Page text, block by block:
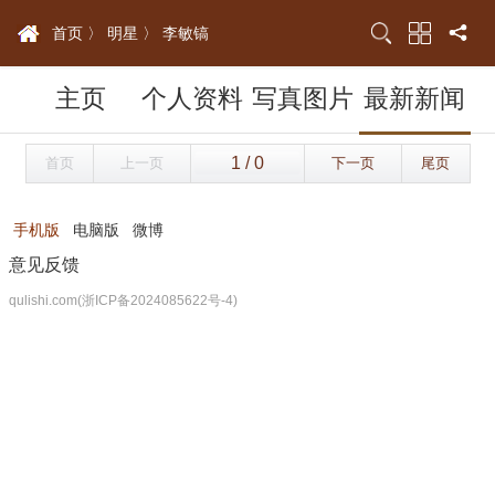
首页 〉 明星 〉 李敏镐
主页 个人资料 写真图片 最新新闻
首页 上一页 下一页 尾页
手机版 电脑版 微博
意见反馈
qulishi.com(浙ICP备2024085622号-4)